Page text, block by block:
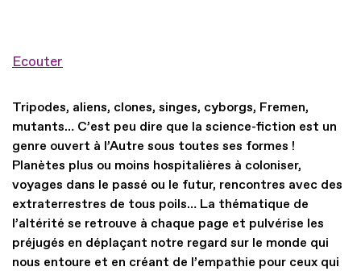
Ecouter
Tripodes, aliens, clones, singes, cyborgs, Fremen,
mutants… C’est peu dire que la science-fiction est un
genre ouvert à l’Autre sous toutes ses formes !
Planètes plus ou moins hospitalières à coloniser,
voyages dans le passé ou le futur, rencontres avec des
extraterrestres de tous poils… La thématique de
l’altérité se retrouve à chaque page et pulvérise les
préjugés en déplaçant notre regard sur le monde qui
nous entoure et en créant de l’empathie pour ceux qui